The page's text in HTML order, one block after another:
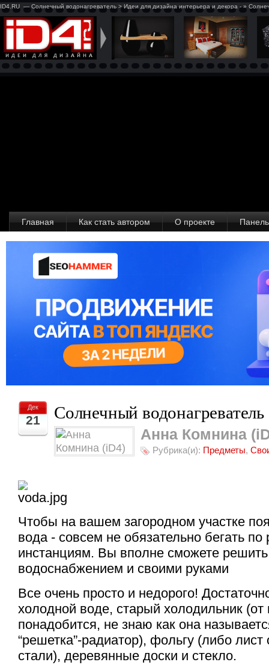
ID4.RU — Солнечный водонагреватель > Идеи для дизайна интерьера и декора - »
Главная Как стать автором О проекте
Дек
21 Солнечный водонагреватель
Анна Комнина
Рубрика(и): Предметы,
Чтобы на вашем загородном участке
вода - совсем не обязательно бегать
инстанциям. Вы вполне сможете решить
водоснабжением и своими руками
Все очень просто и недорого!
холодной воде, старый холодильник (от
понадобится, не знаю как она
“решетка”-радиатор), фольгу (либо лист
стали), деревянные доски и стекло.